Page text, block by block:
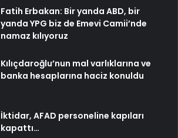
Fatih Erbakan: Bir yanda ABD, bir
yanda YPG biz de Emevi Camii’nde
namaz kılıyoruz
Kılıçdaroğlu’nun mal varlıklarına ve
banka hesaplarına haciz konuldu
İktidar, AFAD personeline kapıları
kapattı…